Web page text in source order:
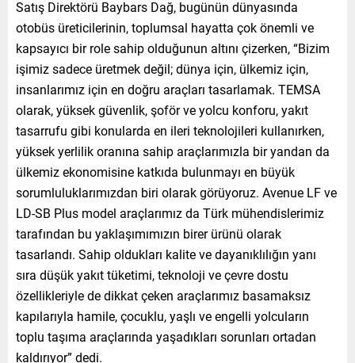
Satış Direktörü Baybars Dağ, bugünün dünyasında
otobüs üreticilerinin, toplumsal hayatta çok önemli ve
kapsayıcı bir role sahip olduğunun altını çizerken, “Bizim
işimiz sadece üretmek değil; dünya için, ülkemiz için,
insanlarımız için en doğru araçları tasarlamak. TEMSA
olarak, yüksek güvenlik, şoför ve yolcu konforu, yakıt
tasarrufu gibi konularda en ileri teknolojileri kullanırken,
yüksek yerlilik oranına sahip araçlarımızla bir yandan da
ülkemiz ekonomisine katkıda bulunmayı en büyük
sorumluluklarımızdan biri olarak görüyoruz. Avenue LF ve
LD-SB Plus model araçlarımız da Türk mühendislerimiz
tarafından bu yaklaşımımızın birer ürünü olarak
tasarlandı. Sahip oldukları kalite ve dayanıklılığın yanı
sıra düşük yakıt tüketimi, teknoloji ve çevre dostu
özellikleriyle de dikkat çeken araçlarımız basamaksız
kapılarıyla hamile, çocuklu, yaşlı ve engelli yolcuların
toplu taşıma araçlarında yaşadıkları sorunları ortadan
kaldırıyor” dedi.